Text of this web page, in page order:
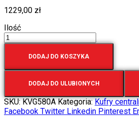
1229,00 zł
Ilość
DODAJ DO KOSZYKA
DODAJ DO ULUBIONYCH
SKU:KVG580A Kategoria:Kufry
Facebook Twitter Linkedin Pinterest